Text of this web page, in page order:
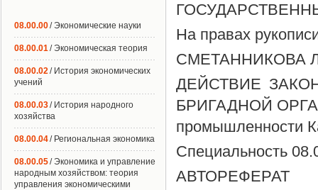
На правах
СМЕТАННИКОВА
ДЕЙСТВИЕ
БРИГАДНОЙ
промышленности
Специальность
АВТОРЕФЕРАТ
08.00.00/ Экономические науки
08.00.01/ Экономическая теория
08.00.02/ История экономических
учений
08.00.03/ История народного
хозяйства
08.00.04/ Региональная экономика
08.00.05/ Экономика и управление
народным хозяйством: теория
управления экономическими